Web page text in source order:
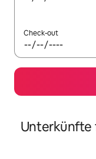
Check-out
Unterkünfte